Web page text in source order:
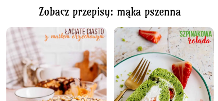
Zobacz przepisy: mąka pszenna